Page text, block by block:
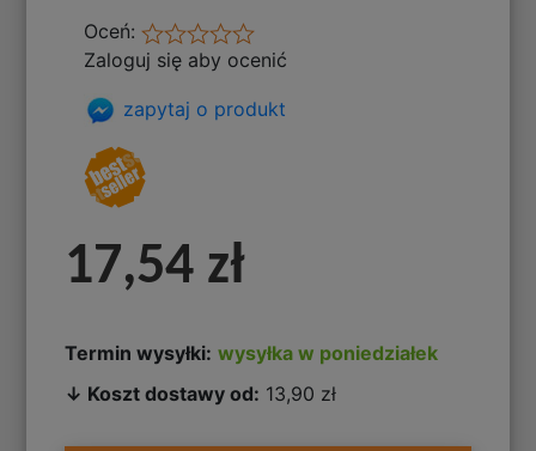
Oceń:
Zaloguj się aby ocenić
zapytaj o produkt
17,54 zł
Termin wysyłki: wysyłka w poniedziałek
↓ Koszt dostawy od: 13,90 zł